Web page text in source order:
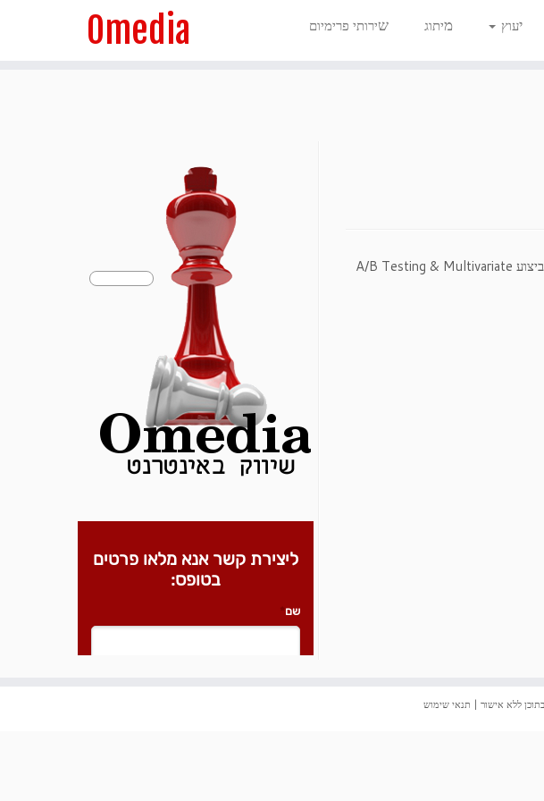
Omedia יעוץ מיתוג שירותי פרימיום
לעבודה במשרה מלאה אנחנו מחפשים מומחה אופטימיזציית המרות, לשיפור אתרים ודפי נחיתה,בעל ניסיון מעשי בביצוע A/B Testing & Multivariate
ללא אישור | תנאי שימוש